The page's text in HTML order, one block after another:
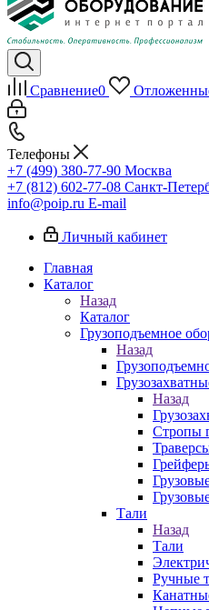
Сравнение0
Телефоны
+7 (499) 380-77-90 Москва
+7 (812) 602-77-08 Санкт-
info@poip.ru E-mail
Личный кабинет
Главная
Каталог
Назад
Каталог
Грузоподъемное
Назад
Назад
Стропы
Тали
Назад
Тали
Ручные